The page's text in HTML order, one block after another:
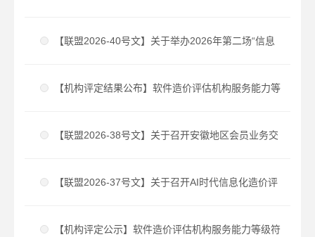
造价评估机构服务能力要求（修订版）》的公告
【联盟2026-40号文】关于举办2026年第二场“信息
化造价思享会”线上公益沙龙的通知
【机构评定结果公布】软件造价评估机构服务能力等
级符合性评定结果公布 2026年度第2批（总第30
批）
【联盟2026-38号文】关于召开安徽地区会员业务交
流座谈会的会议通知
【联盟2026-37号文】关于召开AI时代信息化造价评
估创新研讨会暨软件造价评估标准宣贯会的通知
【机构评定公示】软件造价评估机构服务能力等级符